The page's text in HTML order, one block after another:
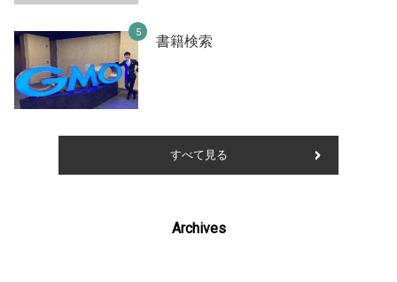
書籍検索
すべて見る
Archives